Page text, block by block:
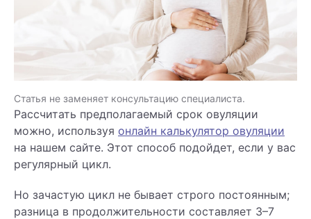
Статья не заменяет консультацию специалиста.
Рассчитать предполагаемый срок овуляции
можно, используя онлайн калькулятор овуляции
на нашем сайте. Этот способ подойдет, если у вас
регулярный цикл.
Но зачастую цикл не бывает строго постоянным;
разница в продолжительности составляет 3–7